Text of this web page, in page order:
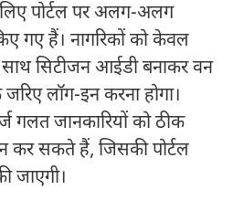
पोर्टल पर अलग-अलग
गए हैं। नागरिकों को केवल
सिटीजन आईडी बनाकर वन
लॉग-इन करना होगा।
गलत जानकारियों को ठीक
सकते हैं, जिसकी पोर्टल
जाएगी।